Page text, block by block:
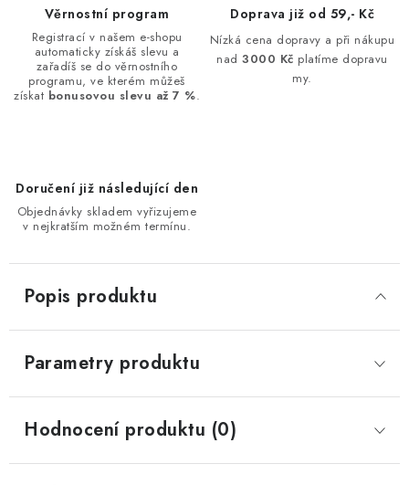
Věrnostní program
Registrací v našem e-shopu
automaticky získáš slevu a
zařadíš se do věrnostního
programu, ve kterém můžeš
získat bonusovou slevu až 7 %.
Doprava již od 59,- Kč
Nízká cena dopravy a při nákupu
nad3000 Kč platíme dopravu
my.
Doručení již následující den
Objednávky skladem vyřizujeme
v nejkratším možném termínu.
Popis produktu
Parametry produktu
Hodnocení produktu (0)